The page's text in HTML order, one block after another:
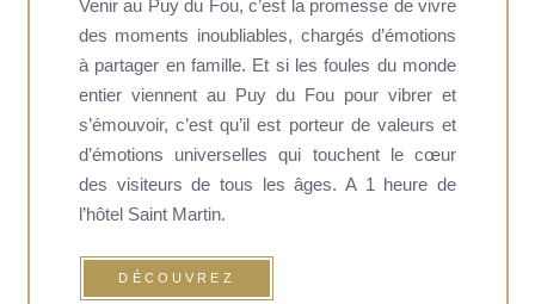
Venir au Puy du Fou, c’est la promesse de vivre
des moments inoubliables, chargés d’émotions
à partager en famille. Et si les foules du monde
entier viennent au Puy du Fou pour vibrer et
s’émouvoir, c’est qu’il est porteur de valeurs et
d’émotions universelles qui touchent le cœur
des visiteurs de tous les âges. A 1 heure de
l’hôtel Saint Martin.
DÉCOUVREZ
CHAMBRES
SERVICES
TOURISME
PRESSE
+33 5 49 05 58 68
OFFRES
AGENDA